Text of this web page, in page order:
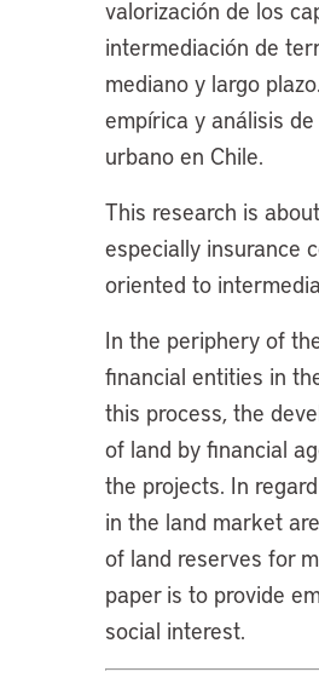
valorización de los
intermediación de
mediano y largo
empírica y análisis
urbano en Chile.
This research is
especially insurance
oriented to
In the periphery of
financial entities in
this process, the
of land by financial
the projects. In
in the land market
of land reserves for
paper is to provide
social interest.